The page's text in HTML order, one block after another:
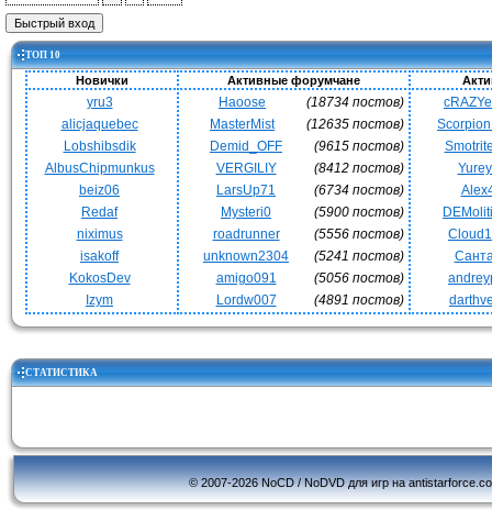
ТОП 10
Новички Активные форумчане
yru3
alicjaquebec
Lobshibsdik
AlbusChipmunkus
beiz06
Redaf
niximus
isakoff
KokosDev
Izym
Haoose
(18734 постов)
MasterMist
(12635 постов)
Demid_OFF
(9615 постов)
VERGILIY
(8412 постов)
LarsUp71
(6734 постов)
Mysteri0
(5900 постов)
roadrunner
(5556 постов)
unknown2304
(5241 постов)
amigo091
(5056 постов)
Lordw007
(4891 постов)
СТАТИСТИКА
© 2007-2026 NoCD / NoDVD для игр на